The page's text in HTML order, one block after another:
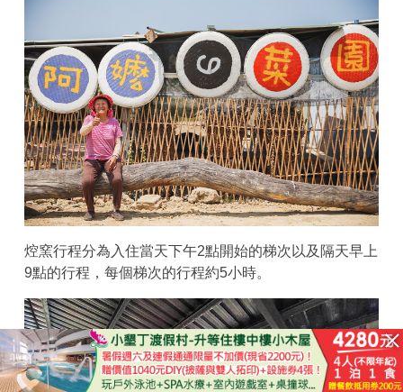
焢窯行程分為入住當天下午2點開始的梯次以及隔天早上
9點的行程，每個梯次的行程約5小時。
已結束